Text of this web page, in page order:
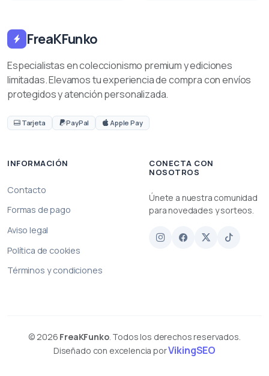
FreaKFunko
Especialistas en coleccionismo premium y ediciones
limitadas. Elevamos tu experiencia de compra con envíos
protegidos y atención personalizada.
Tarjeta PayPal Apple Pay
INFORMACIÓN
Contacto
Formas de pago
Aviso legal
Política de cookies
Términos y condiciones
CONECTA CON
NOSOTROS
Únete a nuestra comunidad
para novedades y sorteos.
© 2026 FreaKFunko. Todos los derechos reservados.
Diseñado con excelencia porVikingSEO